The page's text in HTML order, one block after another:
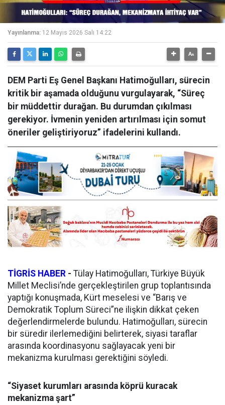
Yayınlanma: 12 Mayıs 2026 Salı 14:22
DEM Parti Eş Genel Başkanı Hatimoğulları, sürecin
kritik bir aşamada olduğunu vurgulayarak, “Süreç
bir müddettir durağan. Bu durumdan çıkılması
gerekiyor. İvmenin yeniden artırılması için somut
öneriler geliştiriyoruz” ifadelerini kullandı.
TİGRİS HABER - Tülay Hatimoğulları, Türkiye Büyük
Millet Meclisi’nde gerçekleştirilen grup toplantısında
yaptığı konuşmada, Kürt meselesi ve “Barış ve
Demokratik Toplum Süreci”ne ilişkin dikkat çeken
değerlendirmelerde bulundu. Hatimoğulları, sürecin
bir süredir ilerlemediğini belirterek, siyasi taraflar
arasında koordinasyonu sağlayacak yeni bir
mekanizma kurulması gerektiğini söyledi.
“Siyaset kurumları arasında köprü kuracak
mekanizma şart”